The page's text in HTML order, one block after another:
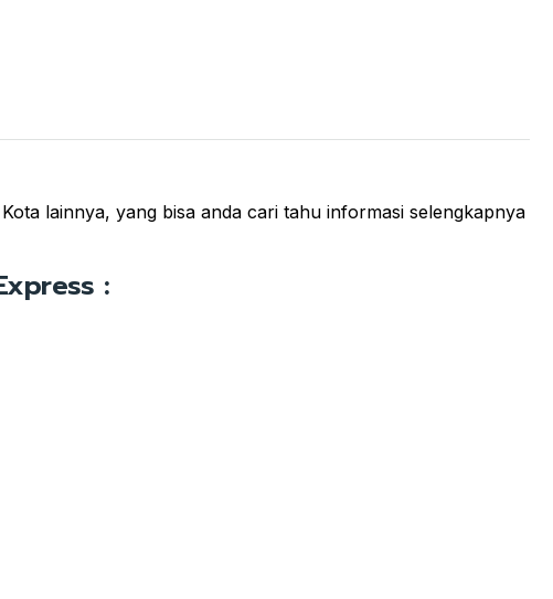
lainnya, yang bisa anda cari tahu informasi selengkapnya
: